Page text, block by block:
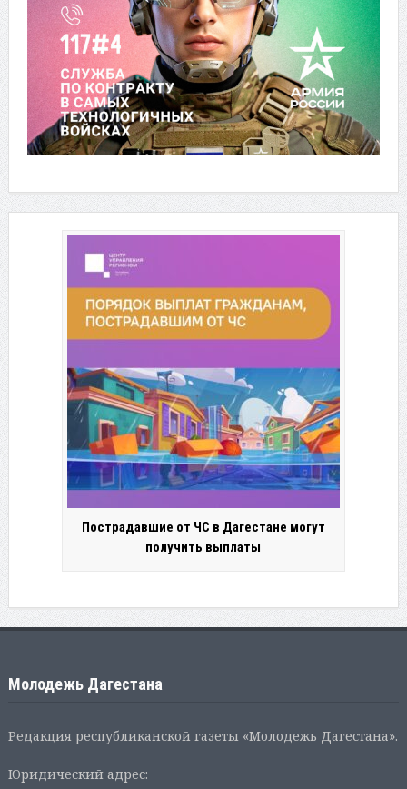
Пострадавшие от ЧС в Дагестане могут
получить выплаты
Молодежь Дагестана
Редакция республиканской газеты «Молодежь Дагестана».
Юридический адрес: